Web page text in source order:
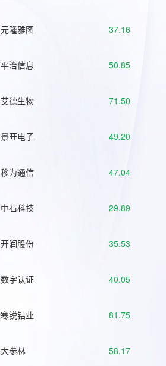
元隆雅图 37.16
平治信息 50.85
艾德生物 71.50
景旺电子 49.20
移为通信 47.04
中石科技 29.89
开润股份 35.53
数字认证 40.05
寒锐钴业 81.75
大参林 58.17